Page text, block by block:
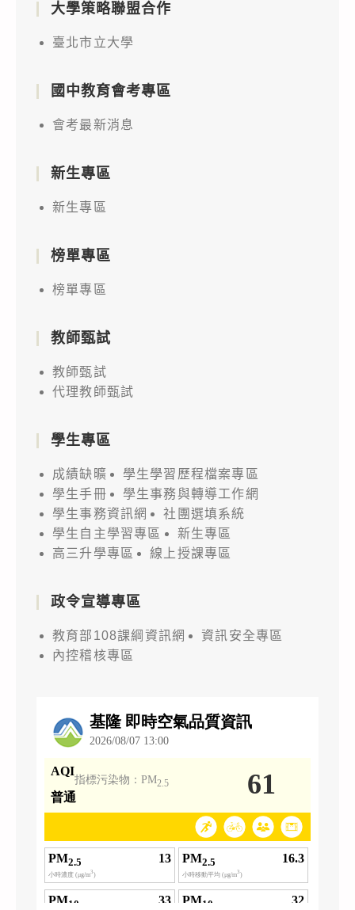
理
「永
微：
植
顯
技
營」
關
訊，
邀
請
校
生
報
名
參
查
照
並
公
告
知。
大學策略聯盟合作
臺北市立大學
國中教育會考專區
會考最新消息
新生專區
新生專區
榜單專區
榜單專區
教師甄試
教師甄試
代理教師甄試
學生專區
成績缺曠
學生學習歷程檔案專區
學生手冊
學生事務與轉導工作網
學生事務資訊網
社團選填系統
學生自主學習專區
新生專區
高三升學專區
線上授課專區
政令宣導專區
教育部108課綱資訊網
資訊安全專區
內控稽核專區